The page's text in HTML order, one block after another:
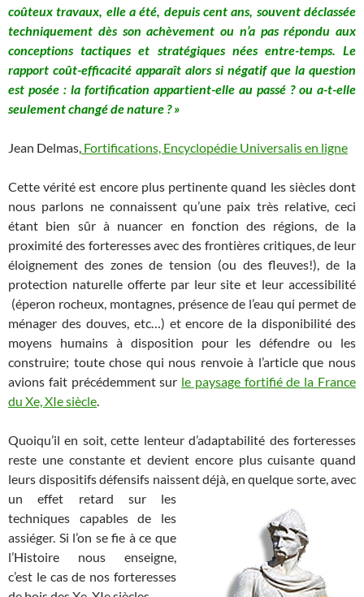
coûteux travaux, elle a été, depuis cent ans, souvent déclassée
techniquement dès son achèvement ou n’a pas répondu aux
conceptions tactiques et stratégiques nées entre-temps. Le
rapport coût-efficacité apparaît alors si négatif que la question
est posée : la fortification appartient-elle au passé ? ou a-t-elle
seulement changé de nature ? »
Jean Delmas, Fortifications, Encyclopédie Universalis en ligne
Cette vérité est encore plus pertinente quand les siècles dont
nous parlons ne connaissent qu’une paix très relative, ceci
étant bien sûr à nuancer en fonction des régions, de la
proximité des forteresses avec des frontières critiques, de leur
éloignement des zones de tension (ou des fleuves!), de la
protection naturelle offerte par leur site et leur accessibilité
(éperon rocheux, montagnes, présence de l’eau qui permet de
ménager des douves, etc…) et encore de la disponibilité des
moyens humains à disposition pour les défendre ou les
construire; toute chose qui nous renvoie à l’article que nous
avions fait précédemment sur le paysage fortifié de la France
du Xe, XIe siècle
Quoiqu’il en soit, cette lenteur d’adaptabilité des forteresses
reste une constante et devient encore plus cuisante quand
leurs dispositifs défensifs naissent déjà, en quelque sorte, avec
un effet retard sur les
techniques capables de les
assiéger. Si l’on se fie à ce que
l’Histoire nous enseigne,
c’est le cas de nos forteresses